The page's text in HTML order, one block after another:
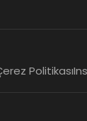
Politikası